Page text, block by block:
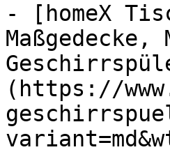
- [homeX
(https://